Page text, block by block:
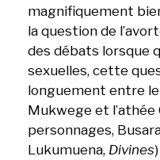
magnifiquement
la question de
des débats lorsque
sexuelles, cette
longuement entre
Mukwege et l’athée
personnages,
Lukumuena, Divines